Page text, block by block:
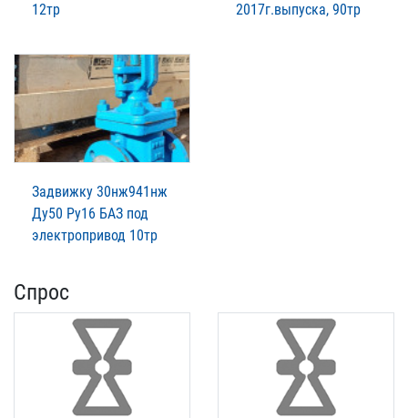
12тр 2017г.выпуска, 90тр
Задвижку 30нж941нж
Ду50 Ру16 БАЗ под
электропривод 10тр
Спрос